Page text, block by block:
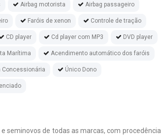
Airbag motorista Airbag passageiro
Faróis de xenon Controle de tração
CD player Cd player com MP3 DVD player
Marítima Acendimento automático dos faróis
Concessionária Único Dono
seminovos de todas as marcas, com procedência